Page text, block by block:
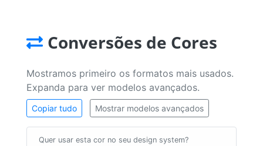
Conversões de Cores
Mostramos primeiro os formatos mais usados.
Expanda para ver modelos avançados.
Copiar tudo Mostrar modelos avançados
Quer usar esta cor no seu design system?